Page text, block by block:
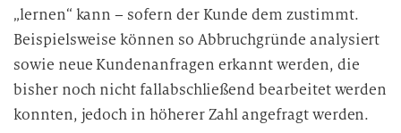
„lernen“ kann – sofern der Kunde dem zustimmt.
Beispielsweise können so Abbruchgründe analysiert
sowie neue Kundenanfragen erkannt werden, die
bisher noch nicht fallabschließend bearbeitet werden
konnten, jedoch in höherer Zahl angefragt werden.